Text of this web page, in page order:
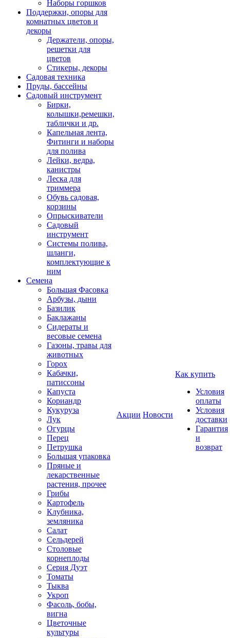
Наборы горшков
Поддержки, опоры для
комнатных цветов и
декоры
Держатели, опоры,
решетки для
цветов
Стикеры, декоры
Садовая техника
Пруды, бассейны
Садовый инструмент
Бирки,
колышки,ремешки,
таблички и др.
Капельная лента,
Фитинги и наборы
для полива
Лейки, ведра,
канистры
Леска для
триммера
Обувь садовая,
корзины
Опрыскиватели
Садовый
инструмент
Системы полива,
шланги,
комплектующие к
ним
Семена
Большая Фасовка
Арбузы, дыни
Базилик
Баклажаны
Сидераты и
весовые семена
Газоны, травы для
животных
Горох
Кабачки,
патиссоны
Капуста
Кориандр
Кукуруза
Лук
Огурцы
Перец
Петрушка
Большая упаковка
Пряные и
лекарственные
растения, прочее
Грибы
Картофель
Клубника,
земляника
Салат
Сельдерей
Столовые
корнеплоды
Серия Дуэт
Томаты
Тыква
Укроп
Фасоль, бобы,
вигна
Цветочные
культуры
Акции Новости
Как купить
Условия
оплаты
Условия
доставки
Гарантия
и
возврат